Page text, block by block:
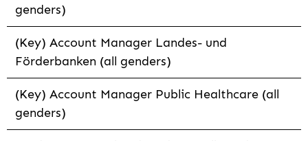
genders)
(Key) Account Manager Landes- und
Förderbanken (all genders)
(Key) Account Manager Public Healthcare (all
genders)